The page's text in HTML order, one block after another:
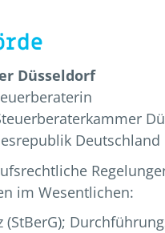
Düsseldorf
Deutschland
im Wesentlichen:
(StBerG);